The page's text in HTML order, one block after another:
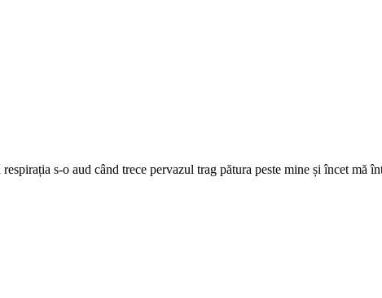
s-o aud când trece pervazul trag pătura peste mine și încet mă